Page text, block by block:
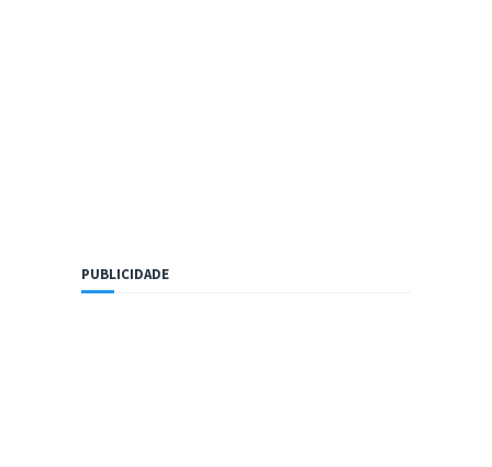
PUBLICIDADE